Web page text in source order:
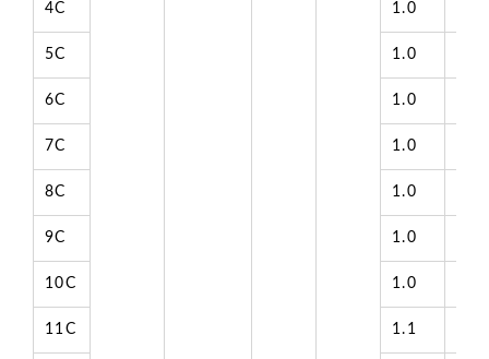
4C 1.0
5C 1.0
6C 1.0
7C 1.0
8C 1.0
9C 1.0
10C 1.0
11C 1.1